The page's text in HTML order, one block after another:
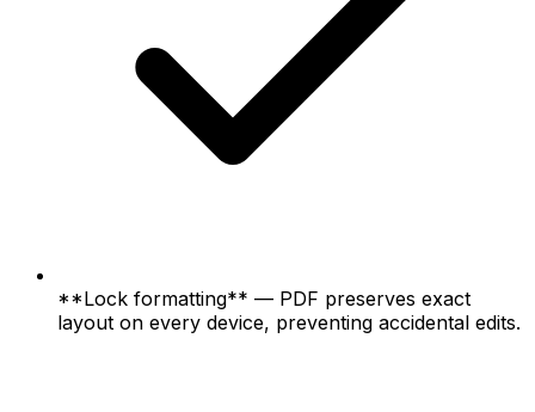
**Lock formatting** — PDF preserves exact
layout on every device, preventing accidental edits.